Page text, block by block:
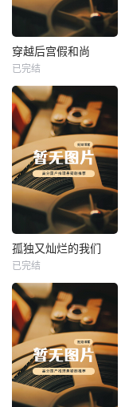
热播
未知
穿越后宫假和尚
已完结
热播
未知
孤独又灿烂的我们
已完结